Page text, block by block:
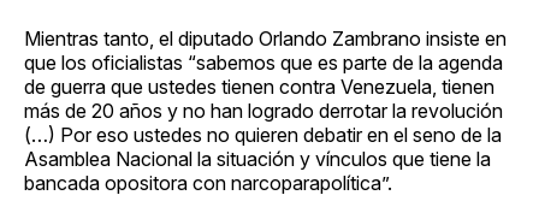
Mientras tanto, el diputado Orlando Zambrano insiste en
que los oficialistas “sabemos que es parte de la agenda
de guerra que ustedes tienen contra Venezuela, tienen
más de 20 años y no han logrado derrotar la revolución
(…) Por eso ustedes no quieren debatir en el seno de la
Asamblea Nacional la situación y vínculos que tiene la
bancada opositora con narcoparapolítica”.